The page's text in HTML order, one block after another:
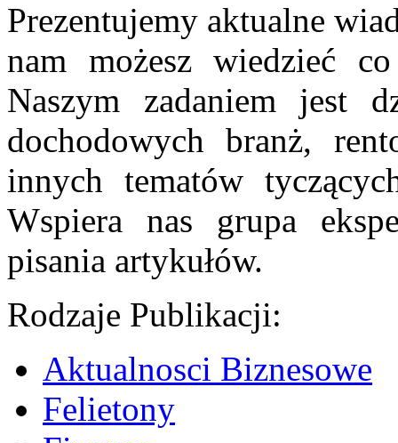
Prezentujemy aktualne
nam możesz wiedzieć
Naszym zadaniem jest
dochodowych branż,
innych tematów
Wspiera nas grupa
pisania artykułów.
Rodzaje Publikacji:
Aktualnosci Biznesowe
Felietony